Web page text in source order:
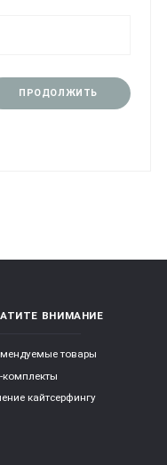
ПРОДОЛЖИТЬ
ВНИМАНИЕ
товары
комплекты
кайтсерфингу